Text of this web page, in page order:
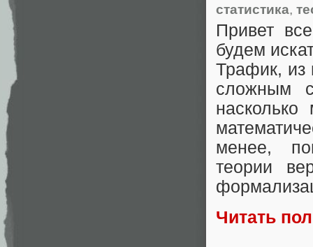
статистика,
Привет
будем
Трафик, из
сложным
менее,
теории
Читать